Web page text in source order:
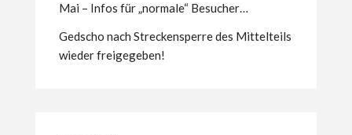
Mai – Infos für „normale“ Besucher…
Gedscho nach Streckensperre des Mittelteils
wieder freigegeben!